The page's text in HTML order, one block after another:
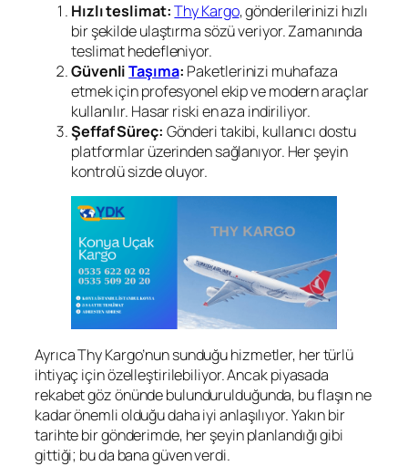
Hızlı teslimat: Thy Kargo, gönderilerinizi hızlı
bir şekilde ulaştırma sözü veriyor. Zamanında
teslimat hedefleniyor.
GüvenliTaşıma: Paketlerinizi muhafaza
etmek için profesyonel ekip ve modern araçlar
kullanılır. Hasar riski en aza indiriliyor.
Şeffaf Süreç: Gönderi takibi, kullanıcı dostu
platformlar üzerinden sağlanıyor. Her şeyin
kontrolü sizde oluyor.
Ayrıca Thy Kargo’nun sunduğu hizmetler, her türlü
ihtiyaç için özelleştirilebiliyor. Ancak piyasada
rekabet göz önünde bulundurulduğunda, bu flaşın ne
kadar önemli olduğu daha iyi anlaşılıyor. Yakın bir
tarihte bir gönderimde, her şeyin planlandığı gibi
gittiği; bu da bana güven verdi.